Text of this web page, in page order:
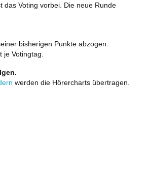
das Voting vorbei. Die neue Runde
bisherigen Punkte abzogen.
je Votingtag.
werden die Hörercharts übertragen.